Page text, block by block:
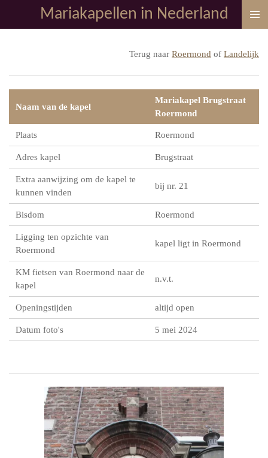
direct
Mariakapellen in Nederland
Terug naar Roermond of Landelijk
Naam van de kapel
Mariakapel Brugstraat
Roermond
Plaats Roermond
Adres kapel Brugstraat
Extra aanwijzing om de kapel te
kunnen vinden
bij nr. 21
Bisdom Roermond
Ligging ten opzichte van
Roermond
kapel ligt in Roermond
KM fietsen van Roermond naar de
kapel
n.v.t.
Openingstijden altijd open
Datum foto's 5 mei 2024